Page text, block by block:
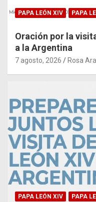
PAPA LEÓN XIV PAPA
Oración por la
a la Argentina
7 agosto, 2026 Rosa
PAPA LEÓN XIV PAPA